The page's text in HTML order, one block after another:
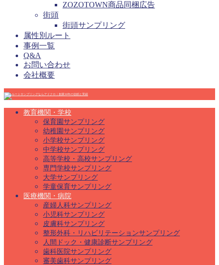
ZOZOTOWN商品同梱広告
街頭
街頭サンプリング
属性別ルート
事例一覧
Q&A
お問い合わせ
会社概要
教育機関・学校
保育園サンプリング
幼稚園サンプリング
小学校サンプリング
中学校サンプリング
高等学校・高校サンプリング
専門学校サンプリング
大学サンプリング
学童保育サンプリング
医療機関・病院
産婦人科サンプリング
小児科サンプリング
皮膚科サンプリング
整形外科・リハビリテーションサンプリング
人間ドック・健康診断サンプリング
歯科医院サンプリング
審美歯科サンプリング